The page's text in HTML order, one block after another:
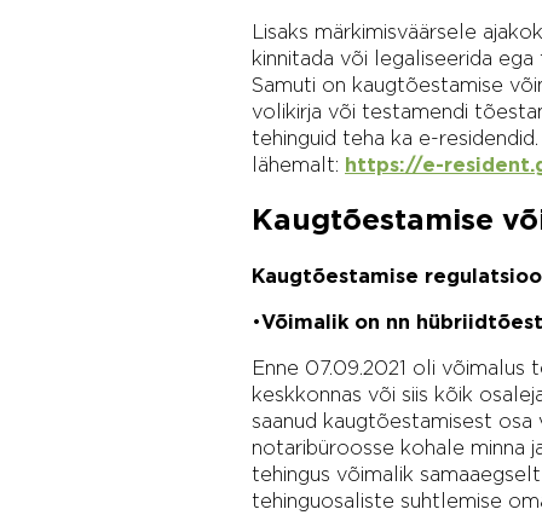
Lisaks märkimisväärsele
kinnitada või legaliseerida
Samuti on kaugtõestamise
volikirja või testamendi
tehinguid teha ka e-
lähemalt: https://e-
Kaugtõestamise
Kaugtõestamise
•Võimalik on nn
Enne 07.09.2021 oli
keskkonnas või siis kõik
saanud kaugtõestamisest
notaribüroosse kohale minna
tehingus võimalik
tehinguosaliste suhtlemise